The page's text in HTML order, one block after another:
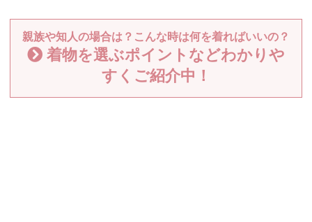
親族や知人の場合は？こんな時は何を着ればいいの？
着物を選ぶポイントなどわかりや
すくご紹介中！